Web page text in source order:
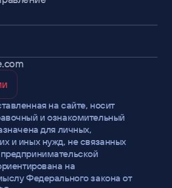
на сайте, носит
и ознакомительный
для личных,
и иных нужд, не связанных
на
Федерального закона от